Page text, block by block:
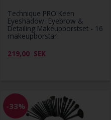
Technique PRO Keen
Eyeshadow, Eyebrow &
Detailing Makeupborstset - 16
makeupborstar
219,00 SEK
-33%